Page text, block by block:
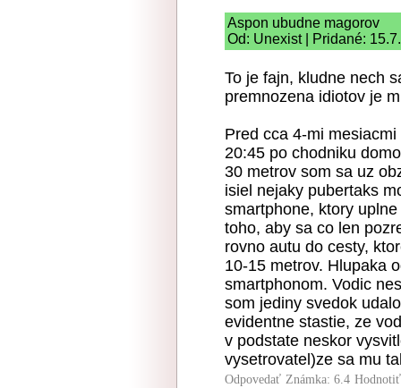
Aspon ubudne magorov
Od: Unexist | Pridané:
To je fajn, kludne nech
premnozena idiotov je
Pred cca 4-mi
20:45 po chodniku
30 metrov som sa uz
isiel nejaky pubertaks
smartphone, ktory
toho, aby sa co len
rovno autu do cesty,
10-15 metrov. Hlupaka
smartphonom. Vodic
som jediny svedok
evidentne stastie, ze
v podstate neskor
vysetrovatel)ze sa mu
Odpovedať Známka: 6.4